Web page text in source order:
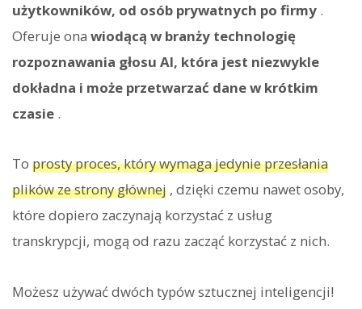
użytkowników, od osób prywatnych po firmy .
Oferuje ona wiodącą w branży technologię
rozpoznawania głosu AI, która jest niezwykle
dokładna i może przetwarzać dane w krótkim
czasie .
To prosty proces, który wymaga jedynie przesłania
plików ze strony głównej , dzięki czemu nawet osoby,
które dopiero zaczynają korzystać z usług
transkrypcji, mogą od razu zacząć korzystać z nich.
Możesz używać dwóch typów sztucznej inteligencji!